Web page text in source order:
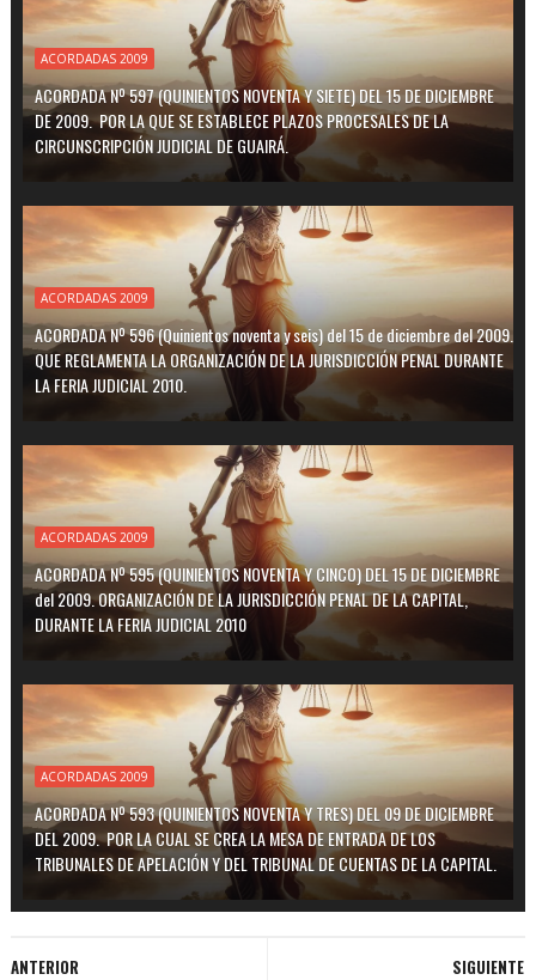
ACORDADAS 2009
ACORDADA Nº 597 (QUINIENTOS NOVENTA Y SIETE) DEL 15 DE DICIEMBRE
DE 2009. POR LA QUE SE ESTABLECE PLAZOS PROCESALES DE LA
CIRCUNSCRIPCIÓN JUDICIAL DE GUAIRÁ.
ACORDADAS 2009
ACORDADA Nº 596 (Quinientos noventa y seis) del 15 de diciembre del 2009.
QUE REGLAMENTA LA ORGANIZACIÓN DE LA JURISDICCIÓN PENAL DURANTE
LA FERIA JUDICIAL 2010.
ACORDADAS 2009
ACORDADA Nº 595 (QUINIENTOS NOVENTA Y CINCO) DEL 15 DE DICIEMBRE
del 2009. ORGANIZACIÓN DE LA JURISDICCIÓN PENAL DE LA CAPITAL,
DURANTE LA FERIA JUDICIAL 2010
ACORDADAS 2009
ACORDADA Nº 593 (QUINIENTOS NOVENTA Y TRES) DEL 09 DE DICIEMBRE
DEL 2009. POR LA CUAL SE CREA LA MESA DE ENTRADA DE LOS
TRIBUNALES DE APELACIÓN Y DEL TRIBUNAL DE CUENTAS DE LA CAPITAL.
SIGUIENTE
ANTERIOR